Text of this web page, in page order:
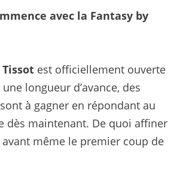
avec la Fantasy by
est officiellement ouverte
longueur d’avance, des
sont à gagner en répondant au
dès maintenant. De quoi affiner
même le premier coup de